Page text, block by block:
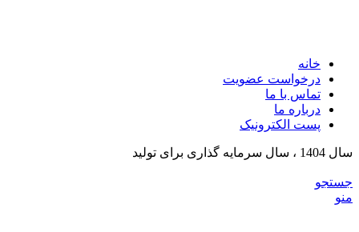
خانه
درخواست عضویت
تماس با ما
درباره ما
پست الکترونیک
سال 1404 ، سال سرمایه گذاری برای تولید
جستجو
منو